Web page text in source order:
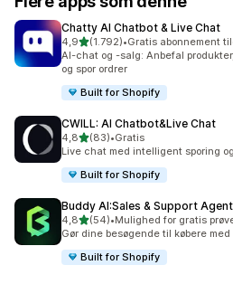
Chatty AI Chatbot & Live Chat
4,9ud af 5 stjerner
(1.792)
1792 anmeldelser i alt
•Gratis abonnement
AI-chat og -salg: Anbefal
og spor ordrer
Built for Shopify
CWILL: AI Chatbot&Live Chat
4,8ud af 5 stjerner
(83)
83 anmeldelser i alt
•Gratis
Live chat med intelligent sporing
Built for Shopify
Buddy AI:Sales & Support Agent
4,8ud af 5 stjerner
(54)
54 anmeldelser i alt
•Mulighed for gratis
Gør dine besøgende til købere
Built for Shopify